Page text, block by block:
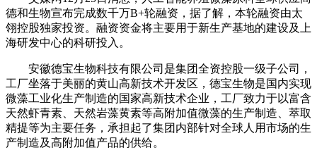
德和生物宣布完成数千万B+轮融资，据了解，本轮融资由太
翎控股独家投资。融资资金将主要用于新生产基地的建设及上
海研发中心的科研投入。
安徽德宝生物科技有限公司是集团全资控股一级子公司，
工厂坐落于美丽的黄山高新技术开发区，德宝生物是国内实现
微藻工业化生产制造的国家高新技术企业，工厂致力于以富含
天然虾青素、天然岩藻黄素等高附加值微藻的生产制造、萃取
精提等为主要任务，承担起了集团内部针对全球人用市场的生
产制造及高附加值产品的供给。